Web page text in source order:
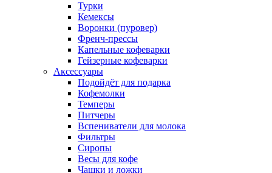
Турки
Кемексы
Воронки (пуровер)
Френч-прессы
Капельные кофеварки
Гейзерные кофеварки
Аксессуары
Подойдёт для подарка
Кофемолки
Темперы
Питчеры
Вспениватели для молока
Фильтры
Сиропы
Весы для кофе
Чашки и ложки